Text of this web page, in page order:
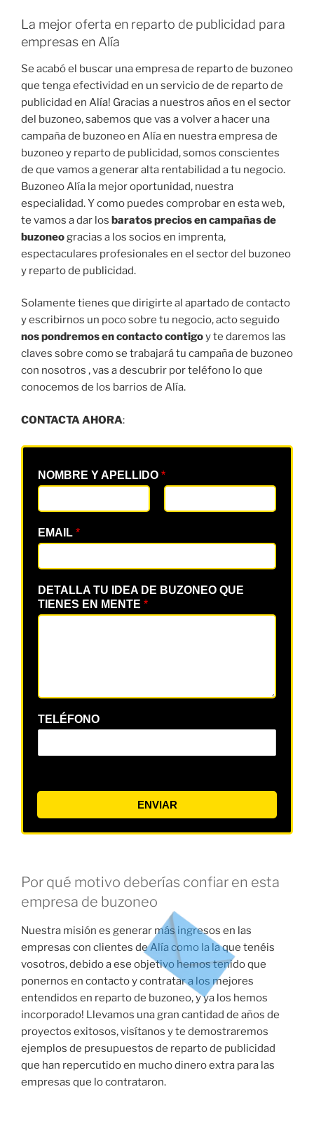
La mejor oferta en reparto de publicidad para
empresas en Alía
Se acabó el buscar una empresa de reparto de buzoneo
que tenga efectividad en un servicio de de reparto de
publicidad en Alía! Gracias a nuestros años en el sector
del buzoneo, sabemos que vas a volver a hacer una
campaña de buzoneo en Alía en nuestra empresa de
buzoneo y reparto de publicidad, somos conscientes
de que vamos a generar alta rentabilidad a tu negocio.
Buzoneo Alía la mejor oportunidad, nuestra
especialidad. Y como puedes comprobar en esta web,
te vamos a dar los baratos precios en campañas de
buzoneogracias a los socios en imprenta,
espectaculares profesionales en el sector del buzoneo
y reparto de publicidad.
Solamente tienes que dirigirte al apartado de contacto
y escribirnos un poco sobre tu negocio, acto seguido
nos pondremos en contacto contigoy te daremos las
claves sobre como se trabajará tu campaña de buzoneo
con nosotros , vas a descubrir por teléfono lo que
conocemos de los barrios de Alía.
CONTACTA AHORA:
NOMBRE Y APELLIDO *
EMAIL *
DETALLA TU IDEA DE BUZONEO QUE
TIENES EN MENTE *
TELÉFONO
ENVIAR
Por qué motivo deberías confiar en esta
empresa de buzoneo
Nuestra misión es generar más ingresos en las
empresas con clientes de Alía como la la que tenéis
vosotros, debido a ese objetivo hemos tenido que
ponernos en contacto y contratar a los mejores
entendidos en reparto de buzoneo, y ya los hemos
incorporado! Llevamos una gran cantidad de años de
proyectos exitosos, visítanos y te demostraremos
ejemplos de presupuestos de reparto de publicidad
que han repercutido en mucho dinero extra para las
empresas que lo contrataron.